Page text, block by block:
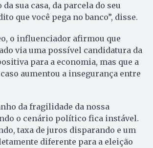
sua casa, da parcela do seu
que você pega no banco”, disse.
o influenciador afirmou que
via uma possível candidatura da
para a economia, mas que a
aumentou a insegurança entre
da fragilidade da nossa
o cenário político fica instável.
taxa de juros disparando e um
diferente para a eleição